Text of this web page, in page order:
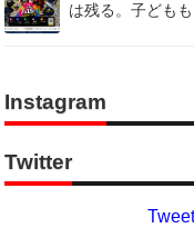
は残る。子どもも
Instagram
Twitter